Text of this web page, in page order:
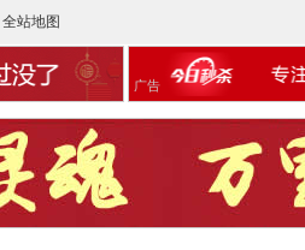
全站地图
广告